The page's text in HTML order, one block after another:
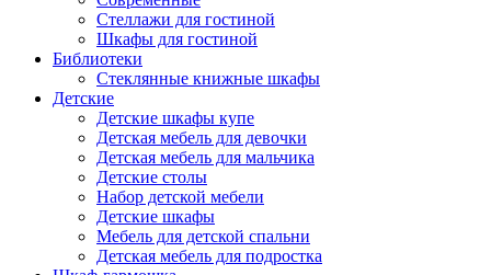
Стеллажи для гостиной
Шкафы для гостиной
Библиотеки
Стеклянные книжные шкафы
Детские
Детские шкафы купе
Детская мебель для девочки
Детская мебель для мальчика
Детские столы
Набор детской мебели
Детские шкафы
Мебель для детской спальни
Детская мебель для подростка